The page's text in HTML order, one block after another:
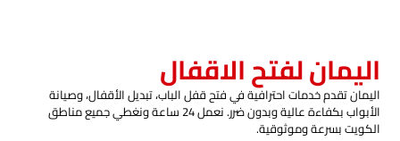
اليمان لفتح الاقفال
اليمان تقدم خدمات احترافية في فتح قفل الباب، تبديل الأقفال، وصيانة
الأبواب بكفاءة عالية وبدون ضرر. نعمل 24 ساعة ونغطي جميع مناطق
الكويت بسرعة وموثوقية.